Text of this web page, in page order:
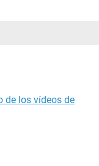
de los vídeos de